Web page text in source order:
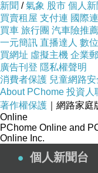
觀音》王佳惠（
最佳動作設計：
測）\《刀背藏身
最佳電影原創音
測）\《刀背藏身
最佳原創電影
測）\《相愛相親
新聞 /氣象 股市 個人新
買賣租屋 支付連 國際連
買車 旅行團 汽車險推薦
一元簡訊 直播達人 數
買網址 虛擬主機 企業
廣告刊登 隱私權聲明
消費者保護 兒童網路安
About PChome 投資人
著作權保護 ｜網路家
Online
PChome Online and
Online Inc.
個人新聞台